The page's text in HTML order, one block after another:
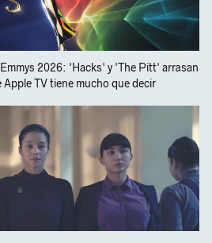
2026: 'Hacks' y 'The Pitt' arrasan
TV tiene mucho que decir